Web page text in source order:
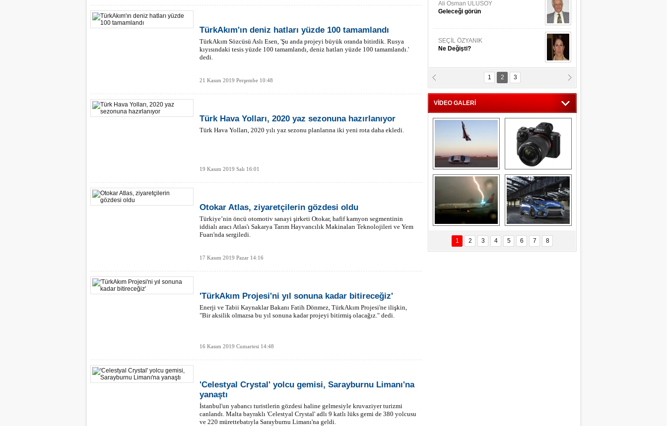
TürkAkım'ın deniz hatları yüzde 100 tamamlandı
TürkAkım Sözcüsü Aslı Esen, 'Şu anda projeyi büyük oranda bitirdik. Rusya
kıyısındaki tesis yüzde 100 tamamlandı, deniz hatları yüzde 100 tamamlandı.'
dedi.
21 Kasım 2019 Perşembe 10:48
Türk Hava Yolları, 2020 yaz sezonuna hazırlanıyor
Türk Hava Yolları, 2020 yılı yaz sezonu planlarına iki yeni rota daha ekledi.
19 Kasım 2019 Salı 16:01
Otokar Atlas, ziyaretçilerin gözdesi oldu
Türkiye’nin öncü otomotiv sanayi şirketi Otokar, hafif kamyon segmentinin
iddialı aracı Atlas'ı Sakarya Tarım Hayvancılık Makinaları Teknolojileri ve Yem
Fuarı'nda sergiledi.
17 Kasım 2019 Pazar 14:16
'TürkAkım Projesi'ni yıl sonuna kadar bitireceğiz'
Enerji ve Tabii Kaynaklar Bakanı Fatih Dönmez, TürkAkım Projesi'ne ilişkin,
"Bir aksilik olmazsa bu yıl sonuna kadar projeyi bitirmiş olacağız." dedi.
16 Kasım 2019 Cumartesi 14:48
'Celestyal Crystal' yolcu gemisi, Sarayburnu Limanı'na
yanaştı
İstanbul'un yabancı turistlerin gözdesi haline gelmesiyle kruvaziyer turizmi
canlandı. Malta bayraklı 'Celestyal Crystal' adlı 9 katlı lüks gemi de 380 yolcusu
ve 220 mürettebatıyla Sarayburnu Limanı'na geldi.
Ali Osman ULUSOY
Geleceği görün
SEÇİL ÖZYANIK
Ne Değişti?
MERİÇ KÖYATASI
Bayraksız Vatan !
1 2 3
VİDEO GALERİ
Savaş uçağı
pilotundan
muhteşem gösteri
Sony Alpha 7R II ön
inceleme
Delta uçağına
yıldırım çarptı
Ford Focus RS
(2015)
1 2 3 4 5 6 7 8